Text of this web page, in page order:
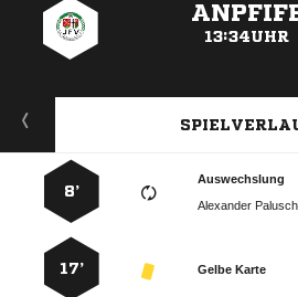
13:34UHR
Auswechslung

8’
Gelbe Karte
17’